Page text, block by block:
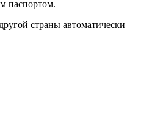
паспортом.
страны автоматически